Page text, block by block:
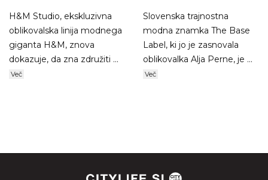
H&M Studio, ekskluzivna
oblikovalska linija modnega
giganta H&M, znova
dokazuje, da zna združiti ...
Več
Slovenska trajnostna
modna znamka The Base
Label, ki jo je zasnovala
oblikovalka Alja Perne, je ...
Več